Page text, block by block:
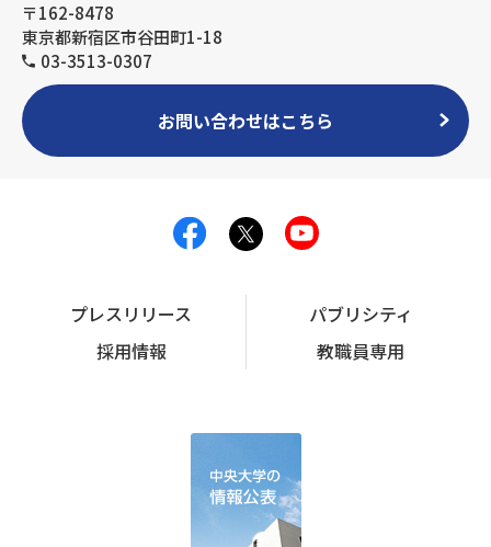
〒162-8478
東京都新宿区市谷田町1-18
03-3513-0307
お問い合わせはこちら
プレスリリース
パブリシティ
採用情報
教職員専用